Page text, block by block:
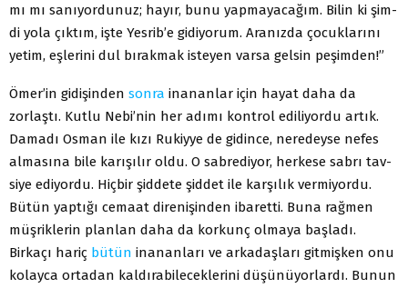
mı mı sanıyordunuz; hayır, bunu yapmayacağım. Bilin ki şim­
di yola çıktım, işte Yesrib’e gidiyorum. Aranızda çocuklarını
yetim, eşlerini dul bırakmak isteyen varsa gelsin peşimden!”
Ömer’in gidişinden sonra inananlar için hayat daha da
zorlaştı. Kutlu Nebi’nin her adımı kontrol ediliyordu artık.
Damadı Osman ile kızı Rukiyye de gidince, neredeyse nefes
almasına bile karışılır oldu. O sabrediyor, herkese sabrı tav­
siye ediyordu. Hiçbir şiddete şiddet ile karşılık vermiyordu.
Bütün yaptığı cemaat direnişinden ibaretti. Buna rağmen
müşriklerin planlan daha da korkunç olmaya başladı.
Birkaçı hariç bütün inananları ve arkadaşları gitmişken onu
kolayca ortadan kaldırabileceklerini düşünüyorlardı. Bunun